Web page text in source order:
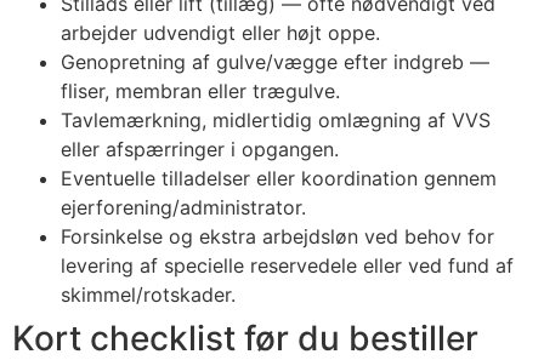
arbejder udvendigt eller højt oppe.
Genopretning af gulve/vægge efter indgreb —
fliser, membran eller trægulve.
Tavlemærkning, midlertidig omlægning af VVS
eller afspærringer i opgangen.
Eventuelle tilladelser eller koordination gennem
ejerforening/administrator.
Forsinkelse og ekstra arbejdsløn ved behov for
levering af specielle reservedele eller ved fund af
skimmel/rotskader.
Kort checklist før du bestiller